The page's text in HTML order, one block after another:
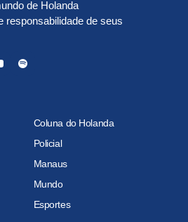
de Holanda
responsabilidade de seus
Coluna do Holanda
Policial
Manaus
Mundo
Esportes